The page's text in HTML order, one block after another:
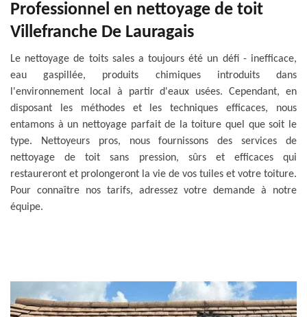
Professionnel en nettoyage de toit
Villefranche De Lauragais
Le nettoyage de toits sales a toujours été un défi - inefficace,
eau gaspillée, produits chimiques introduits dans
l'environnement local à partir d'eaux usées. Cependant, en
disposant les méthodes et les techniques efficaces, nous
entamons à un nettoyage parfait de la toiture quel que soit le
type. Nettoyeurs pros, nous fournissons des services de
nettoyage de toit sans pression, sûrs et efficaces qui
restaureront et prolongeront la vie de vos tuiles et votre toiture.
Pour connaître nos tarifs, adressez votre demande à notre
équipe.